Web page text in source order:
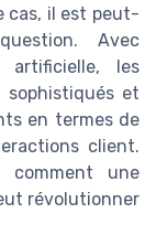
cas, il est peut-
Avec
artificielle, les
et
en termes de
client.
comment une
révolutionner